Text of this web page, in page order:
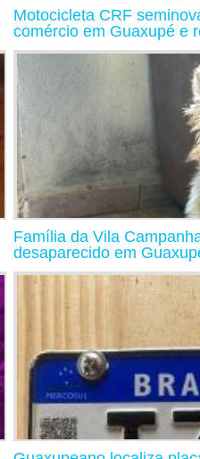
Motocicleta CRF
comércio em Guaxupé e
Família da Vila
desaparecido em